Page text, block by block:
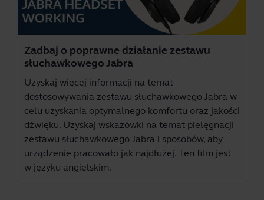
Zadbaj o poprawne działanie zestawu
słuchawkowego Jabra
Uzyskaj więcej informacji na temat
dostosowywania zestawu słuchawkowego Jabra w
celu uzyskania optymalnego komfortu oraz jakości
dźwięku. Uzyskaj wskazówki na temat pielęgnacji
zestawu słuchawkowego Jabra i sposobów, aby
urządzenie pracowało jak najdłużej. Ten film jest
w języku angielskim.